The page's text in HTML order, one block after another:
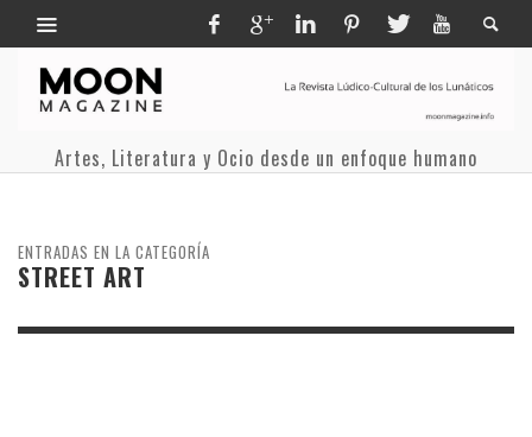
Artes, Literatura y Ocio desde un enfoque humano
ENTRADAS EN LA CATEGORÍA
STREET ART